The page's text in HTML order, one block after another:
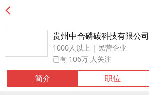
贵州中合磷碳科技有限公司
1000人以上 | 民营企业
已有 106万人关注
简介 职位